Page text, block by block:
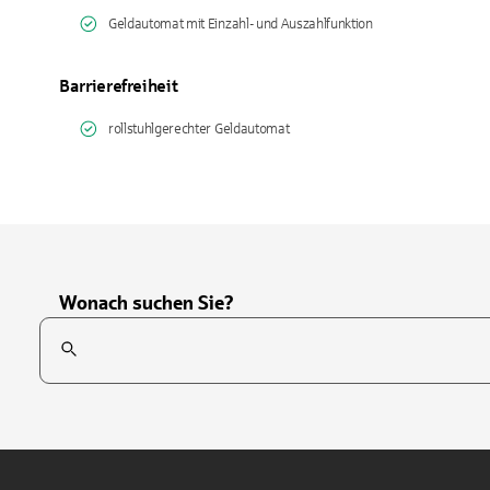
Geldautomat mit Einzahl- und Auszahlfunktion
Barrierefreiheit
rollstuhlgerechter Geldautomat
Wonach suchen Sie?
Suchfeld